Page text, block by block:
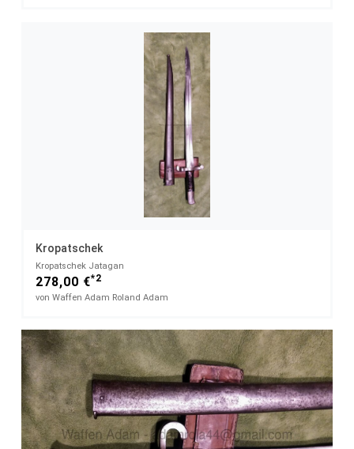
Kropatschek
Kropatschek Jatagan
278,00 €*2
von Waffen Adam Roland Adam